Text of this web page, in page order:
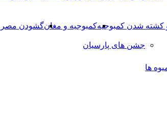
کشته شدن کمبوجیهکمبوجیه و مغانگشودن مصر
ها
جشن های پارسیان